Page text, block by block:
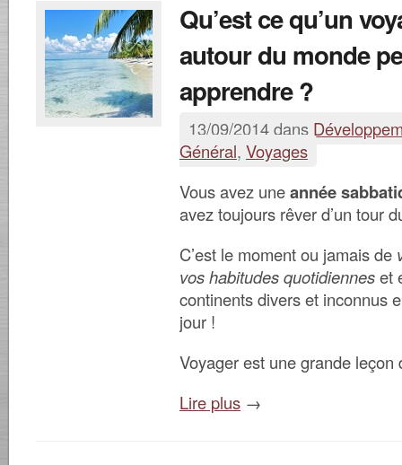
Qu’est ce qu’un
autour du monde
apprendre ?
13/09/2014 dans
Général, Voyages
Vous avez uneannée
avez toujours rêver d’un tour
C’est le moment ou jamais de
vos habitudes quotidienneset
continents divers et inconnus
jour !
Voyager est une grande leçon
Lire plus →